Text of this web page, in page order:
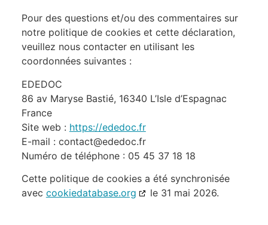
Pour des questions et/ou des commentaires sur
notre politique de cookies et cette déclaration,
veuillez nous contacter en utilisant les
coordonnées suivantes :
EDEDOC
86 av Maryse Bastié, 16340 L’Isle d’Espagnac
France
Site web : https://ededoc.fr
E-mail : contact@ededoc.fr
Numéro de téléphone : 05 45 37 18 18
Cette politique de cookies a été synchronisée
avec cookiedatabase.org le 31 mai 2026.